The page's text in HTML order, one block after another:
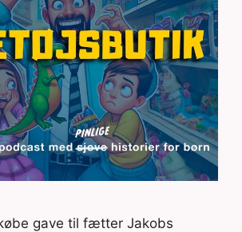
gave til fætter Jakobs